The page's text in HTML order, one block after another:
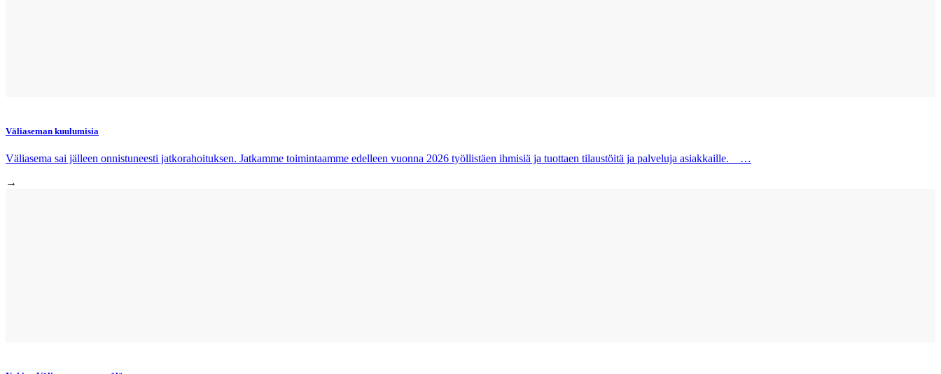
Väliaseman kuulumisia
Väliasema sai jälleen onnistuneesti jatkorahoituksen. Jatkamme toimintaamme edelleen vuonna 2026 työllistäen ihmisiä ja tuottaen tilaustöitä ja palveluja asiakkaille. …
→